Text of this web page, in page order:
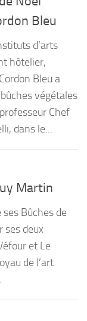
Bleu
d’arts
hôtelier,
Bleu a
végétales
Chef
dans le...
Martin
ses Bûches de
ses deux
et Le
de l’art